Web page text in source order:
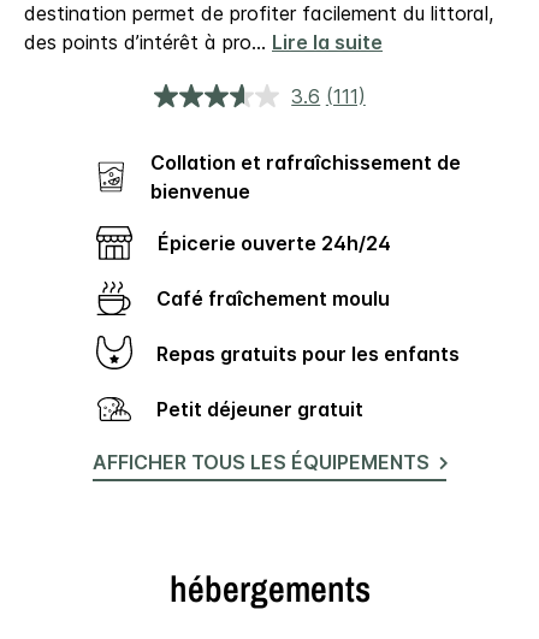
destination permet de profiter facilement du littoral,
des points d’intérêt à pro... Lire la suite
3.6 Lire
Lien
page.
(111)
Collation et rafraîchissement de
bienvenue
Épicerie ouverte 24h/​24
Café fraîchement moulu
Repas gratuits pour les enfants
Petit déjeuner gratuit
AFFICHER TOUS LES ÉQUIPEMENTS
hébergements